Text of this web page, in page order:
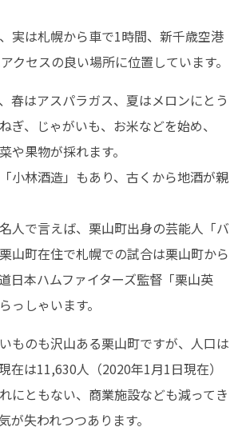
実は札幌から車で1時間、新千歳空港
クセスの良い場所に位置しています。
春はアスパラガス、夏はメロンにとう
ぎ、じゃがいも、お米などを始め、
や果物が採れます。
小林酒造」もあり、古くから地酒が親
人で言えば、栗山町出身の芸能人「バ
山町在住で札幌での試合は栗山町から
日本ハムファイターズ監督「栗山英
っしゃいます。
ものも沢山ある栗山町ですが、人口は
在は11,630人（2020年1月1日現在）
にともない、商業施設なども減ってき
が失われつつあります。